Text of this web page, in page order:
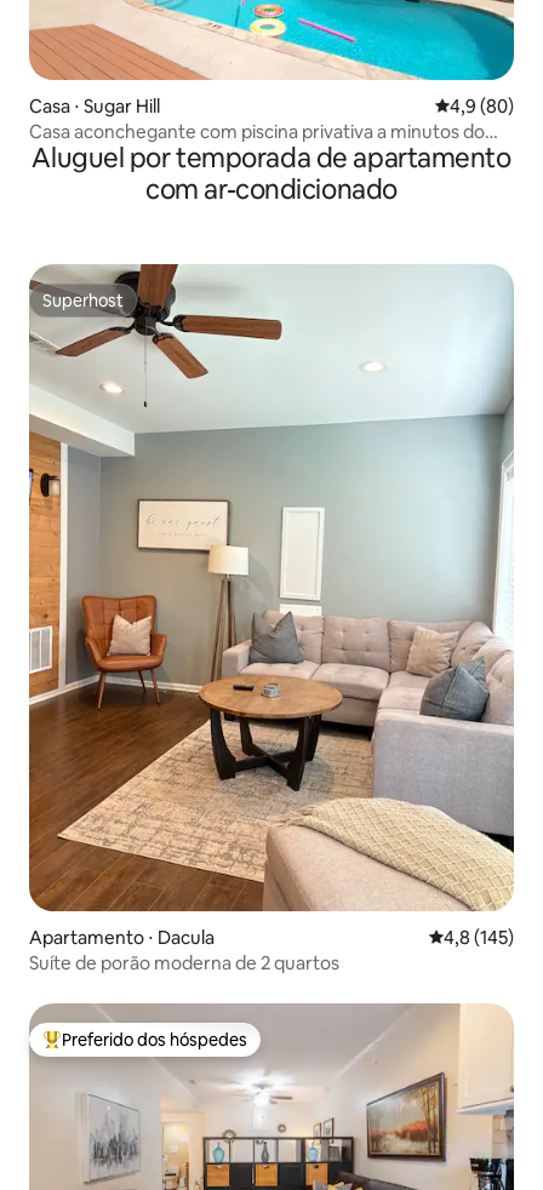
Casa ⋅ Sugar Hill 4,9 de uma
4,9 (80)
Casa aconchegante com piscina privativa a minutos do
Mall of Georgia
Aluguel por temporada de apartamento
com ar-condicionado
Superhost
Superhost
Apartamento ⋅ Dacula 4,8 de uma
4,8 (145)
Suíte de porão moderna de 2 quartos
Entre os melhores preferidos dos hóspedes
Preferido dos hóspedes